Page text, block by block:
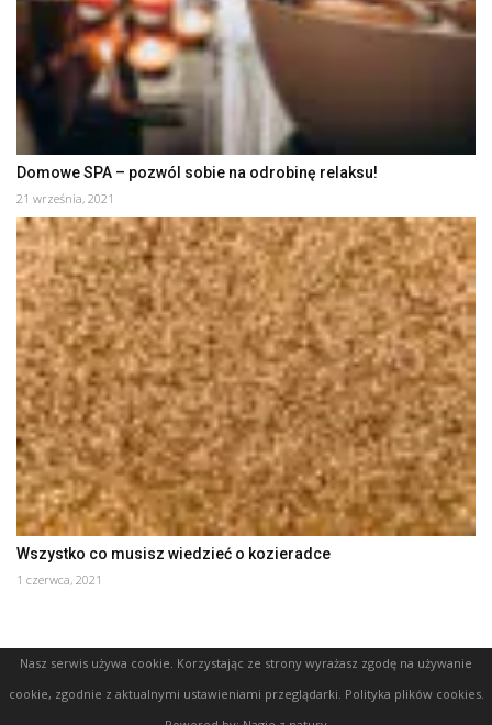
Domowe SPA – pozwól sobie na odrobinę relaksu!
21 września, 2021
Wszystko co musisz wiedzieć o kozieradce
1 czerwca, 2021
Nasz serwis używa cookie. Korzystając ze strony wyrażasz zgodę na używanie
cookie, zgodnie z aktualnymi ustawieniami przeglądarki. Polityka plików cookies.